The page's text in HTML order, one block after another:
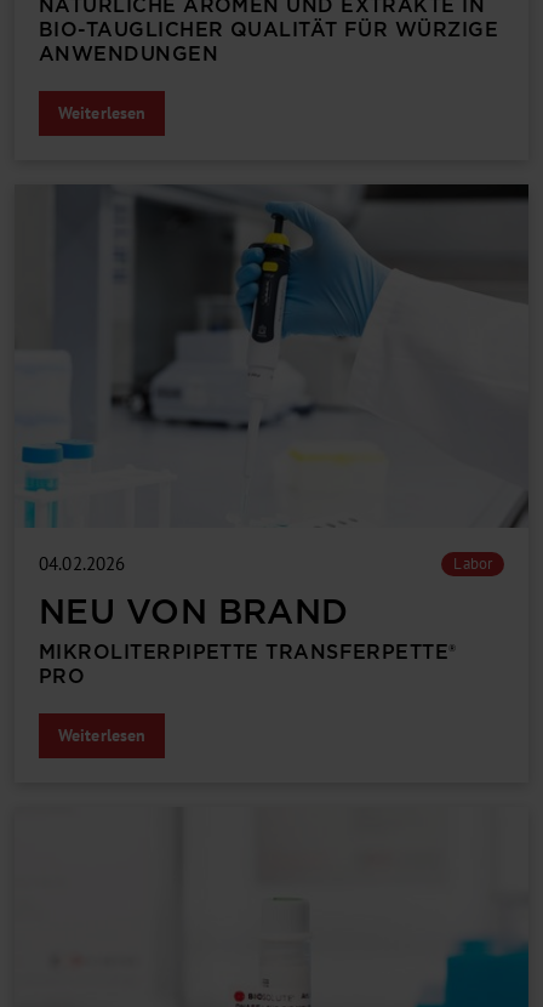
NATÜRLICHE AROMEN UND EXTRAKTE IN
BIO-TAUGLICHER QUALITÄT FÜR WÜRZIGE
ANWENDUNGEN
Weiterlesen
04.02.2026 Labor
NEU VON BRAND
MIKROLITERPIPETTE TRANSFERPETTE®
PRO
Weiterlesen